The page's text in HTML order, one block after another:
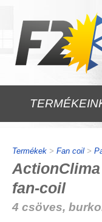
Termékek > Fan coil >
ActionClima
fan-coil
4 csöves,